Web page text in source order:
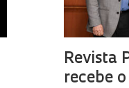
Revista
recebe o